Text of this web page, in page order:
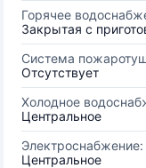
Горячее
Закрытая с
Система
Отсутствует
Холодное
Центральное
Электроснабжение:
Центральное